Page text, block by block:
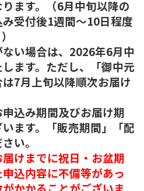
ます。（6月中旬以降の
受付後1週間～10日程度
い場合は、2026年6月中
ます。ただし、「御中元
7月上旬以降順次お届け
込み期間及びお届け期
ます。「販売期間」「配
い。
けまでに祝日・お盆期
込内容に不備等があっ
かかることがございま